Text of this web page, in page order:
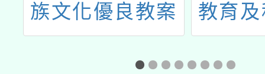
族文化優良教案
甄選實施計畫
教育
113年
教師